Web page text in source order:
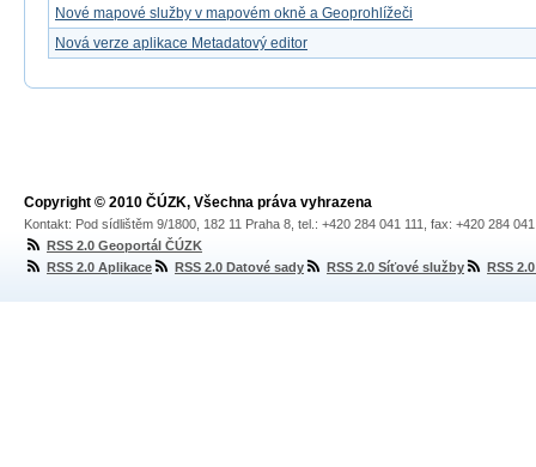
Nové mapové služby v mapovém okně a Geoprohlížeči
Nová verze aplikace Metadatový editor
Copyright © 2010 ČÚZK, Všechna práva vyhrazena
Kontakt: Pod sídlištěm 9/1800, 182 11 Praha 8, tel.: +420 284 041 111, fax: +420 284
RSS 2.0 Geoportál ČÚZK
RSS 2.0 Aplikace
RSS 2.0 Datové sady RSS 2.0 Síťové služby RSS